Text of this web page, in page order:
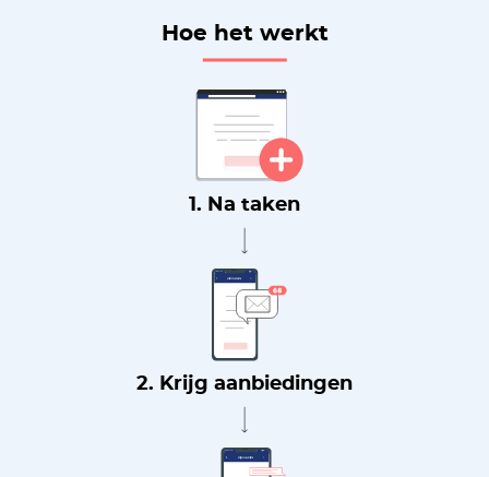
Hoe het werkt
1. Na taken
2. Krijg aanbiedingen